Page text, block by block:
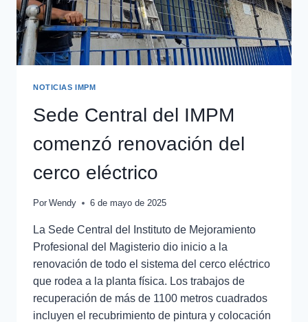
NOTICIAS IMPM
Sede Central del IMPM
comenzó renovación del
cerco eléctrico
Por Wendy 6 de mayo de 2025
La Sede Central del Instituto de Mejoramiento
Profesional del Magisterio dio inicio a la
renovación de todo el sistema del cerco eléctrico
que rodea a la planta física. Los trabajos de
recuperación de más de 1100 metros cuadrados
incluyen el recubrimiento de pintura y colocación